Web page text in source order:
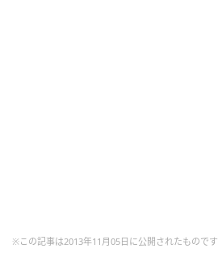
※この記事は2013年11月05日に公開されたものです